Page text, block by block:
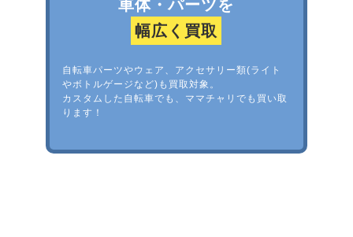
車体・パーツを
幅広く買取
自転車パーツやウェア、アクセサリー類(ライト
やボトルゲージなど)も買取対象。
カスタムした自転車でも、ママチャリでも買い取
ります！